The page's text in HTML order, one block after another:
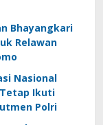
Bhayangkari
Relawan
Nasional
Ikuti
Polri